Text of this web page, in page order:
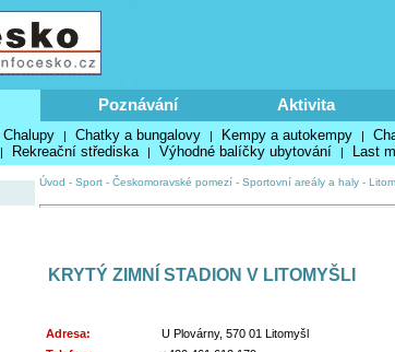
Poznávání Aktivita
Chalupy | Chatky a bungalovy | Kempy a autokempy |
| Rekreační střediska | Výhodné balíčky ubytování | Last
Úvod - Sport- Českomoravské pomezí- Sportovní areály a haly-
KRYTÝ ZIMNÍ STADION V LITOMYŠLI
Adresa:
U Plovárny, 570 01 Litomyšl